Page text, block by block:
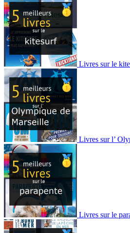
Livres sur le
Livres sur l’
Livres sur le